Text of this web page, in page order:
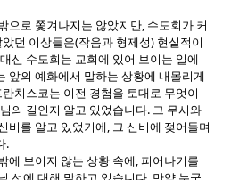
으로 쫓겨나지는 않았지만, 수도회가 커
았던 이상들은(작음과 형제성) 현실적이
신 수도회는 교회에 있어 보이는 일에
앞의 예화에서 말하는 상황에 내몰리게
란치스코는 이전 경험을 토대로 무엇이
의 길인지 알고 있었습니다. 그 무시와
비를 알고 있었기에 , 그 신비에 젖어들며
.
에 보이지 않는 상황 속에 ,피어나기를